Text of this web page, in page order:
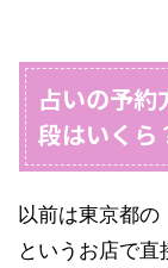
占いの予約
段はいくら
以前は東京都の
というお店で直